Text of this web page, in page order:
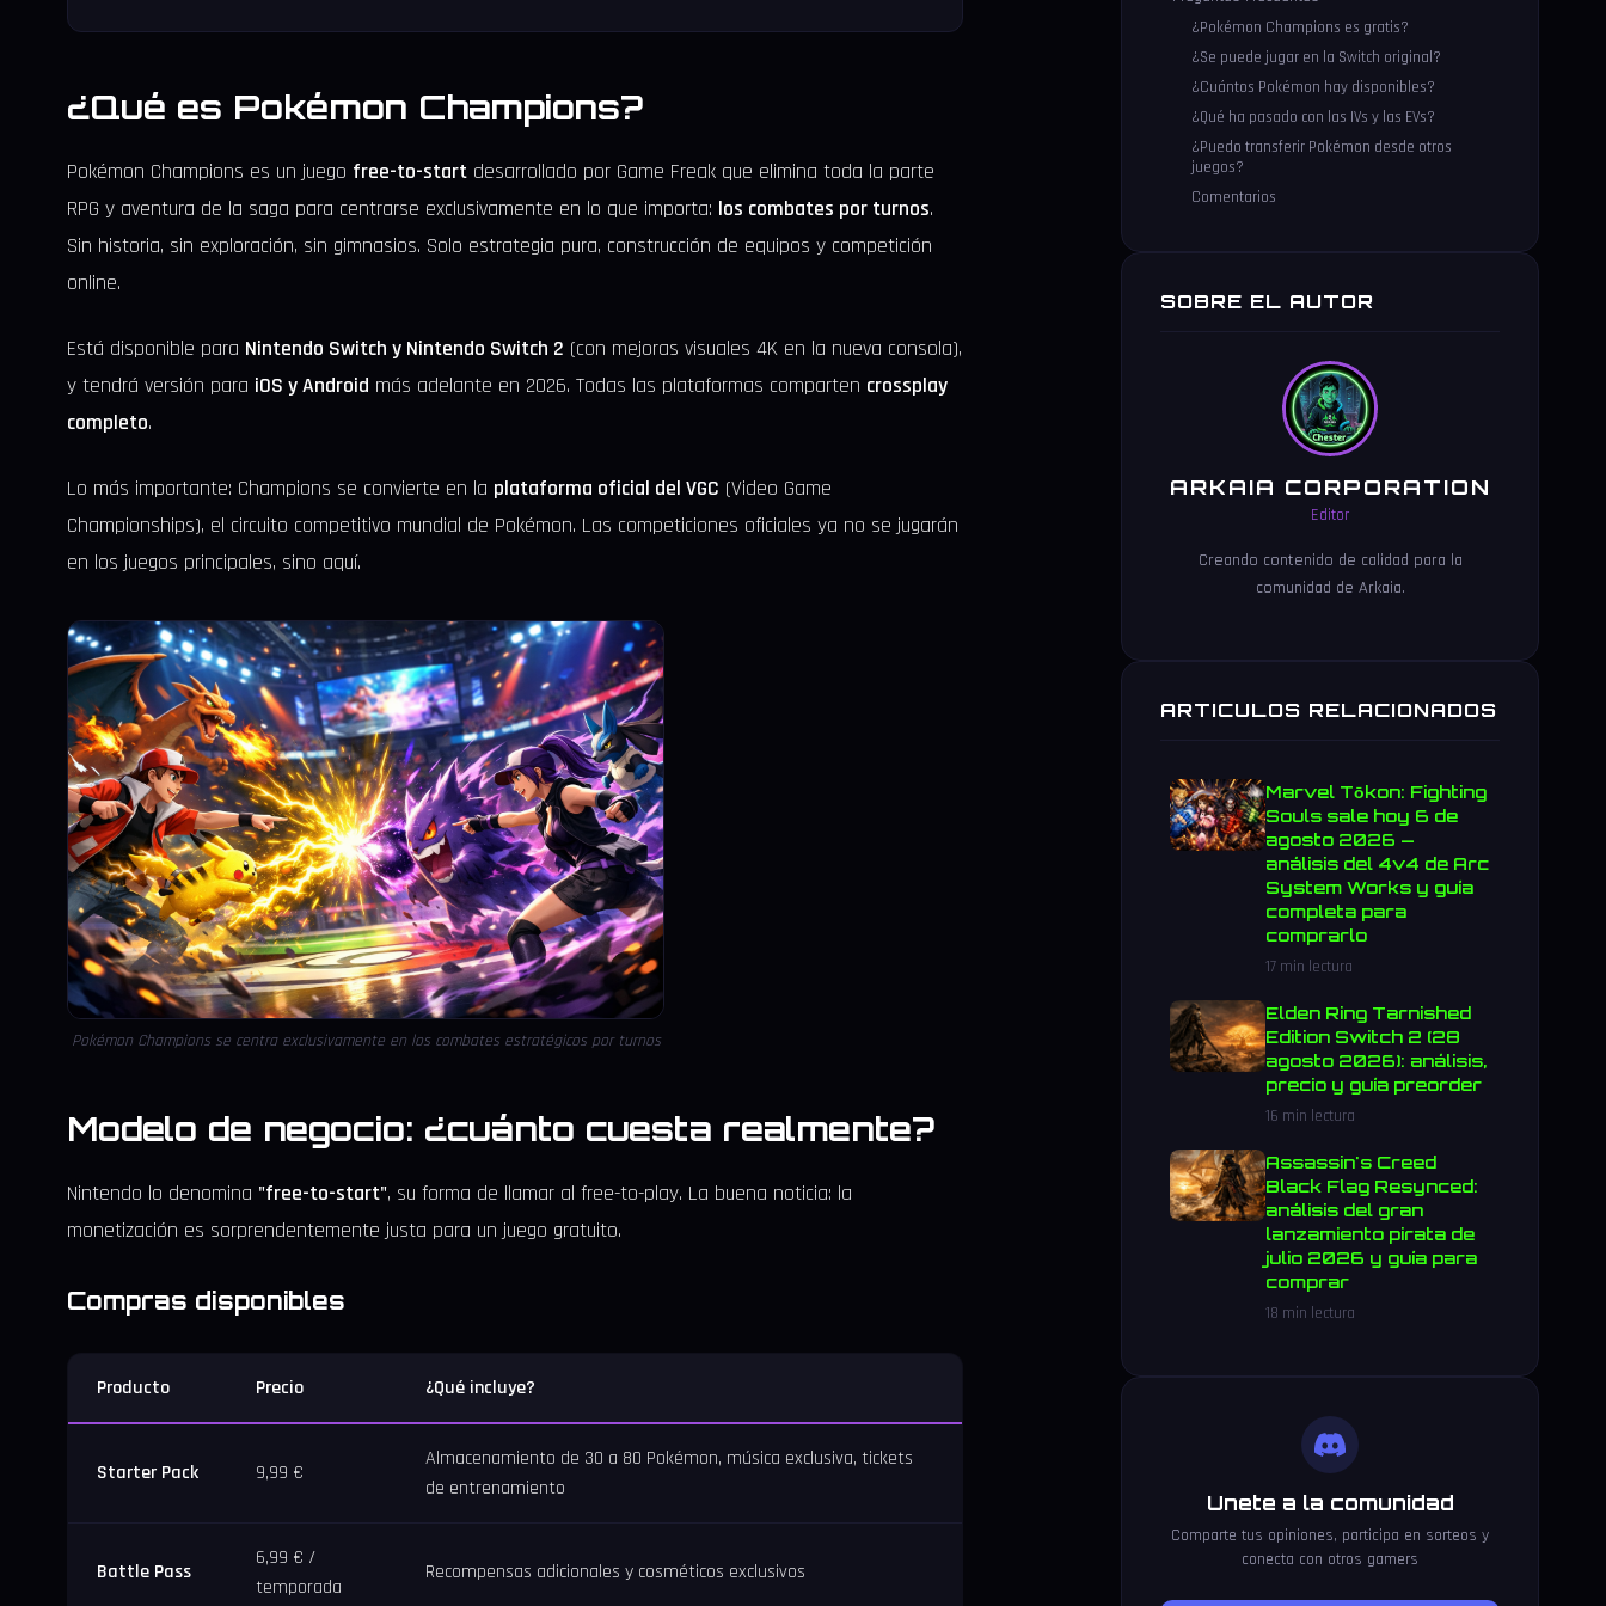
¿Qué es Pokémon Champions?
Pokémon Champions es un juego free-to-start desarrollado por Game Freak que elimina toda la parte
RPG y aventura de la saga para centrarse exclusivamente en lo que importa: los combates por turnos.
Sin historia, sin exploración, sin gimnasios. Solo estrategia pura, construcción de equipos y competición
online.
Está disponible para Nintendo Switch y Nintendo Switch 2 (con mejoras visuales 4K en la nueva consola),
y tendrá versión para iOS y Android más adelante en 2026. Todas las plataformas comparten crossplay
completo.
Lo más importante: Champions se convierte en la plataforma oficial del VGC (Video Game
Championships), el circuito competitivo mundial de Pokémon. Las competiciones oficiales ya no se jugarán
en los juegos principales, sino aquí.
Pokémon Champions se centra exclusivamente en los combates estratégicos por turnos
Modelo de negocio: ¿cuánto cuesta realmente?
Nintendo lo denomina "free-to-start", su forma de llamar al free-to-play. La buena noticia: la
monetización es sorprendentemente justa para un juego gratuito.
Compras disponibles
Producto Precio ¿Qué incluye?
Starter Pack 9,99 €
Almacenamiento de 30 a 80 Pokémon, música exclusiva, tickets
de entrenamiento
Battle Pass
6,99 € /
temporada
Recompensas adicionales y cosméticos exclusivos
¿Pokémon Champions es gratis?
¿Se puede jugar en la Switch original?
¿Cuántos Pokémon hay disponibles?
¿Qué ha pasado con las IVs y las EVs?
¿Puedo transferir Pokémon desde otros
juegos?
Comentarios
SOBRE EL AUTOR
ARKAIA CORPORATION
Editor
Creando contenido de calidad para la
comunidad de Arkaia.
ARTICULOS RELACIONADOS
Marvel Tōkon: Fighting
Souls sale hoy 6 de
agosto 2026 —
análisis del 4v4 de Arc
System Works y guía
completa para
comprarlo
17 min lectura
Elden Ring Tarnished
Edition Switch 2 (28
agosto 2026): análisis,
precio y guía preorder
16 min lectura
Assassin's Creed
Black Flag Resynced:
análisis del gran
lanzamiento pirata de
julio 2026 y guía para
comprar
18 min lectura
Unete a la comunidad
Comparte tus opiniones, participa en sorteos y
conecta con otros gamers